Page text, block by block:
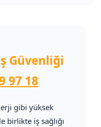
Güvenliği
97 18
gibi yüksek
birlikte iş sağlığı